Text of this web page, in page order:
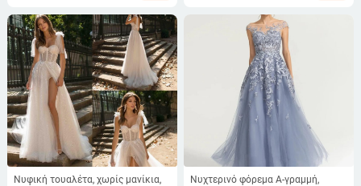
Νυφική τουαλέτα, χωρίς μανίκια,
Νυχτερινό φόρεμα Α-γραμμή,